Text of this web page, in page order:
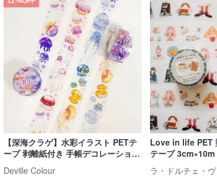
【深海クラゲ】水彩イラスト PETテ
ープ 剥離紙付き 手帳デコレーション
Deville Colour
Love in life PET
テープ 3cm×10m